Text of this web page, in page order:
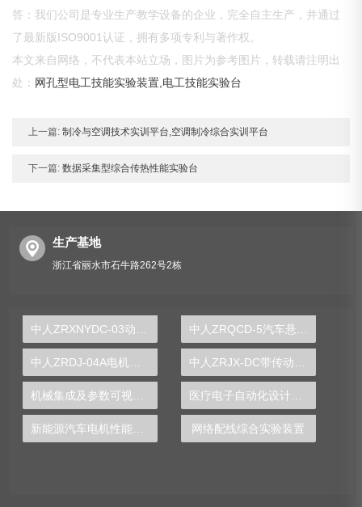
答：我们公司是专业生产教学设备的企业，完全自主生产，并通过
了最新版ISO9001认证，拥有多项专利与著作权。
本文来自网络，不代表本站立场，图片为参考图片，转载请注明出
处： 网孔型电工技能实验装置,电工技能实验台
上一篇: 制冷与空调技术实训平台,空调制冷综合实训平台
下一篇: 数据采集型综合传热性能实验台
生产基地
浙江省丽水市石牛路262号2栋
机械集成及参数可视化分析实验台
网络配线综合实验装置